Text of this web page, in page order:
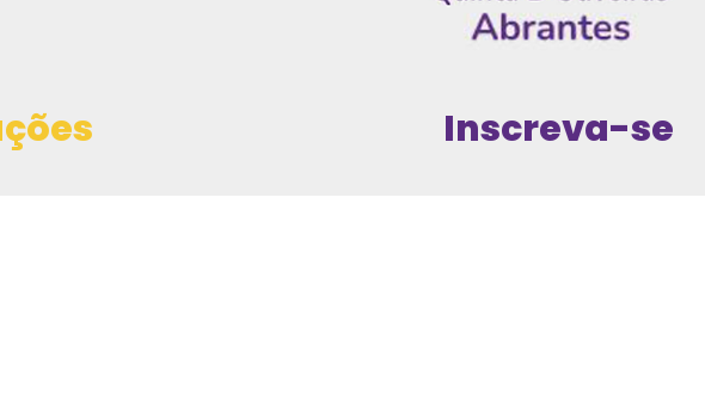
Inscreva-se